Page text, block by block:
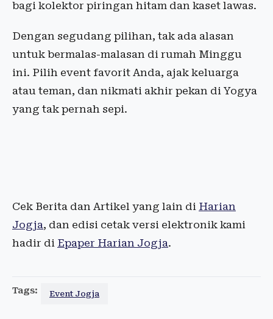
bagi kolektor piringan hitam dan kaset lawas.
Dengan segudang pilihan, tak ada alasan
untuk bermalas-malasan di rumah Minggu
ini. Pilih event favorit Anda, ajak keluarga
atau teman, dan nikmati akhir pekan di Yogya
yang tak pernah sepi.
Cek Berita dan Artikel yang lain di Harian
Jogja, dan edisi cetak versi elektronik kami
hadir di Epaper Harian Jogja.
Tags: Event Jogja